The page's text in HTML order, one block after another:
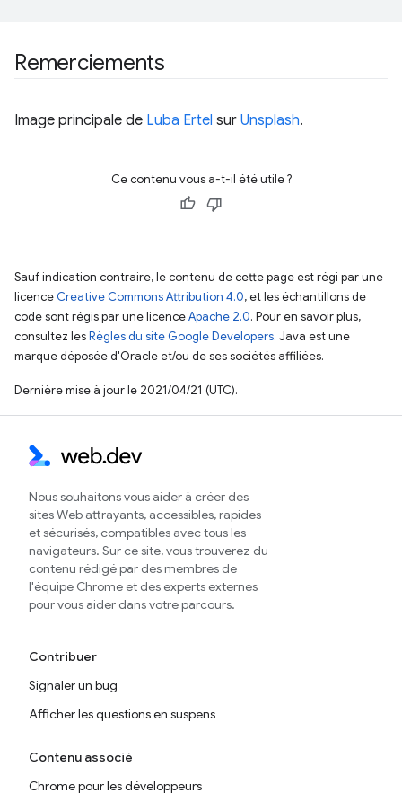
Remerciements
Image principale de Luba Ertel sur Unsplash.
Ce contenu vous a-t-il été utile ?
Sauf indication contraire, le contenu de cette page est régi par une
licence Creative Commons Attribution 4.0, et les échantillons de
code sont régis par une licenceApache 2.0. Pour en savoir plus,
consultez lesRègles du site Google Developers. Java est une
marque déposée d'Oracle et/ou de ses sociétés affiliées.
Dernière mise à jour le 2021/04/21 (UTC).
Nous souhaitons vous aider à créer des
sites Web attrayants, accessibles, rapides
et sécurisés, compatibles avec tous les
navigateurs. Sur ce site, vous trouverez du
contenu rédigé par des membres de
l'équipe Chrome et des experts externes
pour vous aider dans votre parcours.
Contribuer
Signaler un bug
Afficher les questions en suspens
Contenu associé
Chrome pour les développeurs